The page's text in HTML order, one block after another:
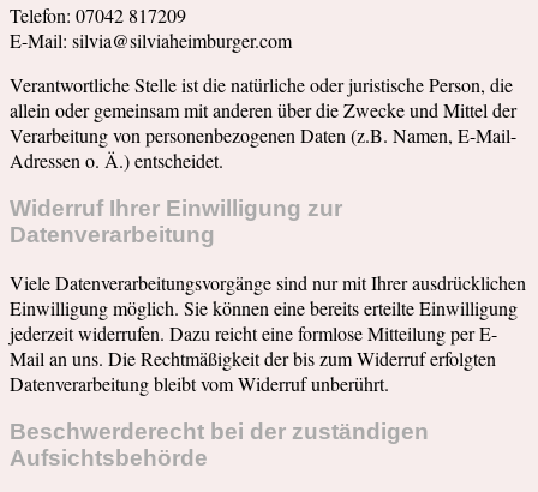
Telefon: 07042 817209
E-Mail: silvia@silviaheimburger.com
Verantwortliche Stelle ist die natürliche oder juristische Person, die
allein oder gemeinsam mit anderen über die Zwecke und Mittel der
Verarbeitung von personenbezogenen Daten (z.B. Namen, E-Mail-
Adressen o. Ä.) entscheidet.
Widerruf Ihrer Einwilligung zur
Datenverarbeitung
Viele Datenverarbeitungsvorgänge sind nur mit Ihrer ausdrücklichen
Einwilligung möglich. Sie können eine bereits erteilte Einwilligung
jederzeit widerrufen. Dazu reicht eine formlose Mitteilung per E-
Mail an uns. Die Rechtmäßigkeit der bis zum Widerruf erfolgten
Datenverarbeitung bleibt vom Widerruf unberührt.
Beschwerderecht bei der zuständigen
Aufsichtsbehörde